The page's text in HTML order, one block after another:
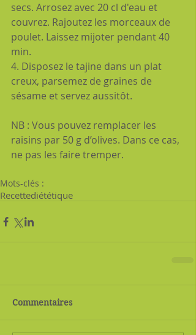
secs. Arrosez avec 20 cl d'eau et
couvrez. Rajoutez les morceaux de
poulet. Laissez mijoter pendant 40
min.
4. Disposez le tajine dans un plat
creux, parsemez de graines de
sésame et servez aussitôt.
NB : Vous pouvez remplacer les
raisins par 50 g d’olives. Dans ce cas,
ne pas les faire tremper.
Mots-clés :
Recettediététique
Commentaires